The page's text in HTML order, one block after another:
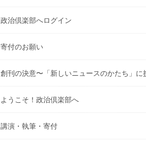
政治倶楽部へログイン
寄付のお願い
創刊の決意〜「新しいニュースのかたち」に
ようこそ！政治倶楽部へ
講演・執筆・寄付